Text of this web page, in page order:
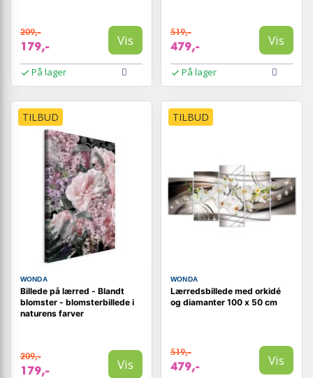
209,-
179,- Vis
På lager
519,-
479,- Vis
På lager
TILBUD
WONDA
Billede på lærred - Blandt
blomster - blomsterbillede i
naturens farver
209,-
179,- Vis
TILBUD
WONDA
Lærredsbillede med orkidé
og diamanter 100 x 50 cm
519,-
479,- Vis